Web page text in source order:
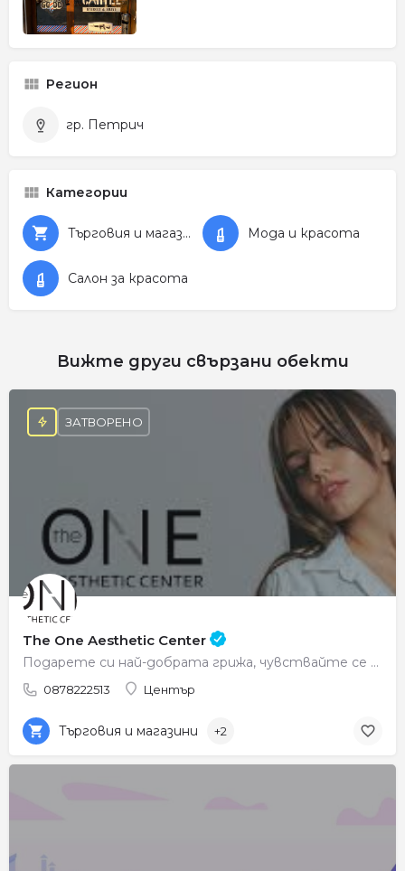
Регион
гр. Петрич
Категории
Търговия и магазини Мода и красота
Салон за красота
Вижте други свързани обекти
The One Aesthetic Center
Подарете си най-добрата грижа, чувствайте се красиви всеки ден.
0878222513 Център
ЗАТВОРЕНО
Търговия и магазини +2